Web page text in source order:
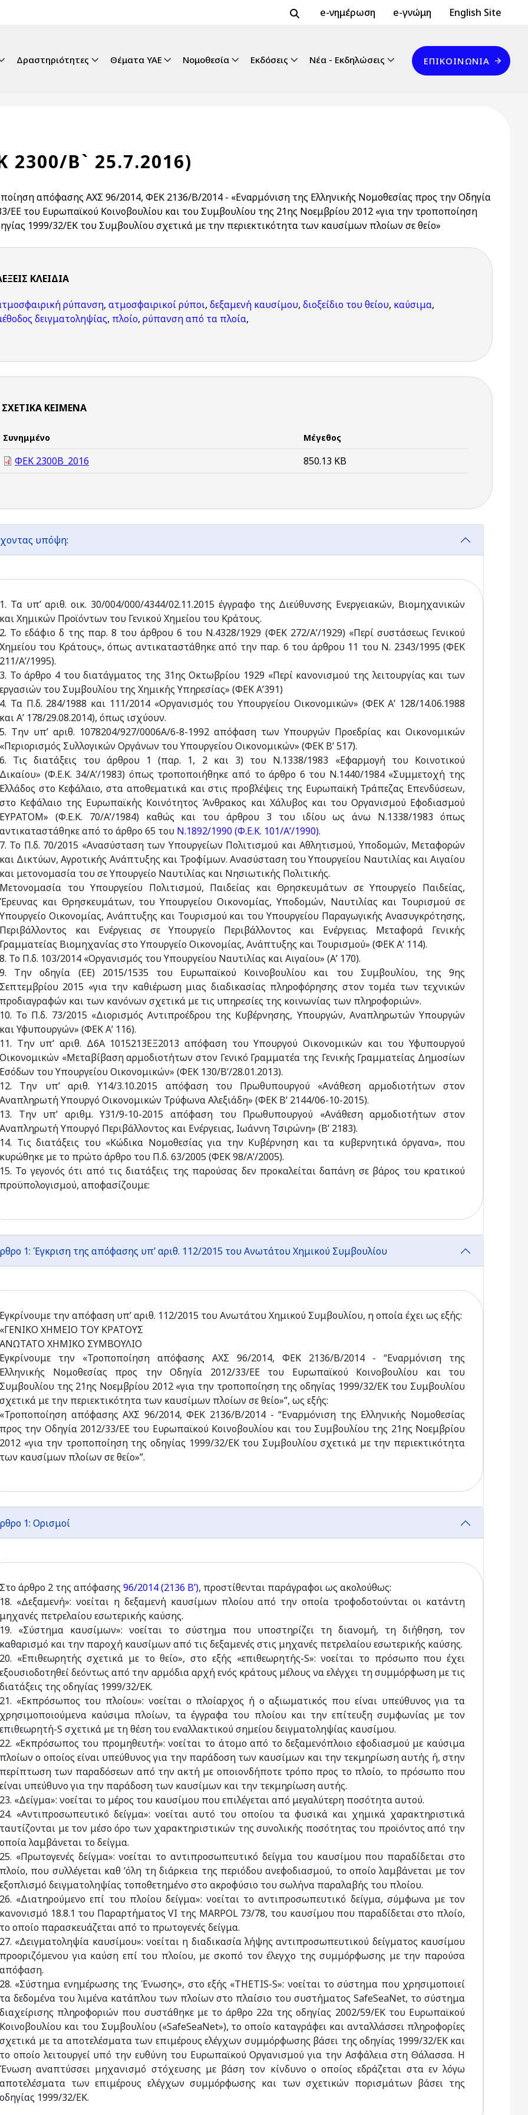
Header Top 2
e-νημέρωση e-γνώμη Header Top
English Site
Δραστηριότητες Θέματα ΥΑΕ Νομοθεσία Εκδόσεις Νέα - Εκδηλώσεις
Επικοινωνία
ΕΠΙΚΟΙΝΩΝΊΑ
2300/Β` 25.7.2016)
απόφασης ΑΧΣ 96/2014, ΦΕΚ 2136/Β/2014 - «Εναρμόνιση της Ελληνικής Νομοθεσίας προς την Οδηγία
ΕΕ του Ευρωπαϊκού Κοινοβουλίου και του Συμβουλίου της 21ης Νοεμβρίου 2012 «για την τροποποίηση
1999/32/ΕΚ του Συμβουλίου σχετικά με την περιεκτικότητα των καυσίμων πλοίων σε θείο»
KΛΕΙΔΙΆ
ρύπανση, ατμοσφαιρικοί ρύποι, δεξαμενή καυσίμου, διοξείδιο του θείου, καύσιμα,
δειγματοληψίας, πλοίο, ρύπανση από τα πλοία,
ΣΧΕΤΙΚΆ ΚΕΊΜΕΝΑ
Συνημμένο Μέγεθος
ΦΕΚ 2300Β_2016 850.13 KB
υπόψη:
1. Τα υπ’ αριθ. οικ. 30/004/000/4344/02.11.2015 έγγραφο της Διεύθυνσης Ενεργειακών, Βιομηχανικών
και Χημικών Προϊόντων του Γενικού Χημείου του Κράτους.
2. Το εδάφιο δ της παρ. 8 του άρθρου 6 του Ν.4328/1929 (ΦΕΚ 272/Α’/1929) «Περί συστάσεως Γενικού
Χημείου του Κράτους», όπως αντικαταστάθηκε από την παρ. 6 του άρθρου 11 του Ν. 2343/1995 (ΦΕΚ
211/Α’/1995).
3. Το άρθρο 4 του διατάγματος της 31ης Οκτωβρίου 1929 «Περί κανονισμού της λειτουργίας και των
εργασιών του Συμβουλίου της Χημικής Υπηρεσίας» (ΦΕΚ Α’391)
4. Τα Π.δ. 284/1988 και 111/2014 «Οργανισμός του Υπουργείου Οικονομικών» (ΦΕΚ Α’ 128/14.06.1988
και Α’ 178/29.08.2014), όπως ισχύουν.
5. Την υπ’ αριθ. 1078204/927/0006Α/6-8-1992 απόφαση των Υπουργών Προεδρίας και Οικονομικών
«Περιορισμός Συλλογικών Οργάνων του Υπουργείου Οικονομικών» (ΦΕΚ Β’ 517).
6. Τις διατάξεις του άρθρου 1 (παρ. 1, 2 και 3) του Ν.1338/1983 «Εφαρμογή του Κοινοτικού
Δικαίου» (Φ.Ε.Κ. 34/Α’/1983) όπως τροποποιήθηκε από το άρθρο 6 του Ν.1440/1984 «Συμμετοχή της
Ελλάδος στο Κεφάλαιο, στα αποθεματικά και στις προβλέψεις της Ευρωπαϊκή Τράπεζας Επενδύσεων,
στο Κεφάλαιο της Ευρωπαϊκής Κοινότητος Άνθρακος και Χάλυβος και του Οργανισμού Εφοδιασμού
ΕΥΡΑΤΟΜ» (Φ.Ε.Κ. 70/Α’/1984) καθώς και του άρθρου 3 του ιδίου ως άνω Ν.1338/1983 όπως
αντικαταστάθηκε από το άρθρο 65 του Ν.1892/1990 (Φ.Ε.Κ. 101/Α’/1990).
7. Το Π.δ. 70/2015 «Ανασύσταση των Υπουργείων Πολιτισμού και Αθλητισμού, Υποδομών, Μεταφορών
και Δικτύων, Αγροτικής Ανάπτυξης και Τροφίμων. Ανασύσταση του Υπουργείου Ναυτιλίας και Αιγαίου
και μετονομασία του σε Υπουργείο Ναυτιλίας και Νησιωτικής Πολιτικής.
Μετονομασία του Υπουργείου Πολιτισμού, Παιδείας και Θρησκευμάτων σε Υπουργείο Παιδείας,
Έρευνας και Θρησκευμάτων, του Υπουργείου Οικονομίας, Υποδομών, Ναυτιλίας και Τουρισμού σε
Υπουργείο Οικονομίας, Ανάπτυξης και Τουρισμού και του Υπουργείου Παραγωγικής Ανασυγκρότησης,
Περιβάλλοντος και Ενέργειας σε Υπουργείο Περιβάλλοντος και Ενέργειας. Μεταφορά Γενικής
Γραμματείας Βιομηχανίας στο Υπουργείο Οικονομίας, Ανάπτυξης και Τουρισμού» (ΦΕΚ Α’ 114).
8. Το Π.δ. 103/2014 «Οργανισμός του Υπουργείου Ναυτιλίας και Αιγαίου» (Α’ 170).
9. Την οδηγία (ΕΕ) 2015/1535 του Ευρωπαϊκού Κοινοβουλίου και του Συμβουλίου, της 9ης
Σεπτεμβρίου 2015 «για την καθιέρωση μιας διαδικασίας πληροφόρησης στον τομέα των τεχνικών
προδιαγραφών και των κανόνων σχετικά με τις υπηρεσίες της κοινωνίας των πληροφοριών».
10. Το Π.δ. 73/2015 «Διορισμός Αντιπροέδρου της Κυβέρνησης, Υπουργών, Αναπληρωτών Υπουργών
και Υφυπουργών» (ΦΕΚ Α’ 116).
11. Την υπ’ αριθ. Δ6Α 1015213ΕΞ2013 απόφαση του Υπουργού Οικονομικών και του Υφυπουργού
Οικονομικών «Μεταβίβαση αρμοδιοτήτων στον Γενικό Γραμματέα της Γενικής Γραμματείας Δημοσίων
Εσόδων του Υπουργείου Οικονομικών» (ΦΕΚ 130/Β’/28.01.2013).
12. Την υπ’ αριθ. Υ14/3.10.2015 απόφαση του Πρωθυπουργού «Ανάθεση αρμοδιοτήτων στον
Αναπληρωτή Υπουργό Οικονομικών Τρύφωνα Αλεξιάδη» (ΦΕΚ Β’ 2144/06-10-2015).
13. Την υπ’ αριθμ. Υ31/9-10-2015 απόφαση του Πρωθυπουργού «Ανάθεση αρμοδιοτήτων στον
Αναπληρωτή Υπουργό Περιβάλλοντος και Ενέργειας, Ιωάννη Τσιρώνη» (Β’ 2183).
14. Τις διατάξεις του «Κώδικα Νομοθεσίας για την Κυβέρνηση και τα κυβερνητικά όργανα», που
κυρώθηκε με το πρώτο άρθρο του Π.δ. 63/2005 (ΦΕΚ 98/Α’/2005).
15. Το γεγονός ότι από τις διατάξεις της παρούσας δεν προκαλείται δαπάνη σε βάρος του κρατικού
προϋπολογισμού, αποφασίζουμε:
1: Έγκριση της απόφασης υπ’ αριθ. 112/2015 του Ανωτάτου Χημικού Συμβουλίου
Εγκρίνουμε την απόφαση υπ’ αριθ. 112/2015 του Ανωτάτου Χημικού Συμβουλίου, η οποία έχει ως εξής:
«ΓΕΝΙΚΟ ΧΗΜΕΙΟ ΤΟΥ ΚΡΑΤΟΥΣ
ΑΝΩΤΑΤΟ ΧΗΜΙΚΟ ΣΥΜΒΟΥΛΙΟ
Εγκρίνουμε την «Τροποποίηση απόφασης ΑΧΣ 96/2014, ΦΕΚ 2136/Β/2014 - “Εναρμόνιση της
Ελληνικής Νομοθεσίας προς την Οδηγία 2012/33/ΕΕ του Ευρωπαϊκού Κοινοβουλίου και του
Συμβουλίου της 21ης Νοεμβρίου 2012 «για την τροποποίηση της οδηγίας 1999/32/ΕΚ του Συμβουλίου
σχετικά με την περιεκτικότητα των καυσίμων πλοίων σε θείο»”, ως εξής:
«Τροποποίηση απόφασης ΑΧΣ 96/2014, ΦΕΚ 2136/Β/2014 - “Εναρμόνιση της Ελληνικής Νομοθεσίας
προς την Οδηγία 2012/33/ΕΕ του Ευρωπαϊκού Κοινοβουλίου και του Συμβουλίου της 21ης Νοεμβρίου
2012 «για την τροποποίηση της οδηγίας 1999/32/ΕΚ του Συμβουλίου σχετικά με την περιεκτικότητα
των καυσίμων πλοίων σε θείο»”.
1: Ορισμοί
Στο άρθρο 2 της απόφασης 96/2014 (2136 Β’), προστίθενται παράγραφοι ως ακολούθως:
18. «Δεξαμενή»: νοείται η δεξαμενή καυσίμων πλοίου από την οποία τροφοδοτούνται οι κατάντη
μηχανές πετρελαίου εσωτερικής καύσης.
19. «Σύστημα καυσίμων»: νοείται το σύστημα που υποστηρίζει τη διανομή, τη διήθηση, τον
καθαρισμό και την παροχή καυσίμων από τις δεξαμενές στις μηχανές πετρελαίου εσωτερικής καύσης.
20. «Επιθεωρητής σχετικά με το θείο», στο εξής «επιθεωρητής-S»: νοείται το πρόσωπο που έχει
εξουσιοδοτηθεί δεόντως από την αρμόδια αρχή ενός κράτους μέλους να ελέγχει τη συμμόρφωση με τις
διατάξεις της οδηγίας 1999/32/ΕΚ.
21. «Εκπρόσωπος του πλοίου»: νοείται ο πλοίαρχος ή ο αξιωματικός που είναι υπεύθυνος για τα
χρησιμοποιούμενα καύσιμα πλοίων, τα έγγραφα του πλοίου και την επίτευξη συμφωνίας με τον
επιθεωρητή-S σχετικά με τη θέση του εναλλακτικού σημείου δειγματοληψίας καυσίμου.
22. «Εκπρόσωπος του προμηθευτή»: νοείται το άτομο από το δεξαμενόπλοιο εφοδιασμού με καύσιμα
πλοίων ο οποίος είναι υπεύθυνος για την παράδοση των καυσίμων και την τεκμηρίωση αυτής ή, στην
περίπτωση των παραδόσεων από την ακτή με οποιονδήποτε τρόπο προς το πλοίο, το πρόσωπο που
είναι υπεύθυνο για την παράδοση των καυσίμων και την τεκμηρίωση αυτής.
23. «Δείγμα»: νοείται το μέρος του καυσίμου που επιλέγεται από μεγαλύτερη ποσότητα αυτού.
24. «Αντιπροσωπευτικό δείγμα»: νοείται αυτό του οποίου τα φυσικά και χημικά χαρακτηριστικά
ταυτίζονται με τον μέσο όρο των χαρακτηριστικών της συνολικής ποσότητας του προϊόντος από την
οποία λαμβάνεται το δείγμα.
25. «Πρωτογενές δείγμα»: νοείται το αντιπροσωπευτικό δείγμα του καυσίμου που παραδίδεται στο
πλοίο, που συλλέγεται καθ ’όλη τη διάρκεια της περιόδου ανεφοδιασμού, το οποίο λαμβάνεται με τον
εξοπλισμό δειγματοληψίας τοποθετημένο στο ακροφύσιο του σωλήνα παραλαβής του πλοίου.
26. «Διατηρούμενο επί του πλοίου δείγμα»: νοείται το αντιπροσωπευτικό δείγμα, σύμφωνα με τον
κανονισμό 18.8.1 του Παραρτήματος VI της MARPOL 73/78, του καυσίμου που παραδίδεται στο πλοίο,
το οποίο παρασκευάζεται από το πρωτογενές δείγμα.
27. «Δειγματοληψία καυσίμου»: νοείται η διαδικασία λήψης αντιπροσωπευτικού δείγματος καυσίμου
προοριζόμενου για καύση επί του πλοίου, με σκοπό τον έλεγχο της συμμόρφωσης με την παρούσα
απόφαση.
28. «Σύστημα ενημέρωσης της Ένωσης», στο εξής «THETIS-S»: νοείται το σύστημα που χρησιμοποιεί
τα δεδομένα του λιμένα κατάπλου των πλοίων στο πλαίσιο του συστήματος SafeSeaNet, το σύστημα
διαχείρισης πληροφοριών που συστάθηκε με το άρθρο 22α της οδηγίας 2002/59/ΕΚ του Ευρωπαϊκού
Κοινοβουλίου και του Συμβουλίου («SafeSeaNet»), το οποίο καταγράφει και ανταλλάσσει πληροφορίες
σχετικά με τα αποτελέσματα των επιμέρους ελέγχων συμμόρφωσης βάσει της οδηγίας 1999/32/ΕΚ και
το οποίο λειτουργεί υπό την ευθύνη του Ευρωπαϊκού Οργανισμού για την Ασφάλεια στη Θάλασσα. Η
Ένωση αναπτύσσει μηχανισμό στόχευσης με βάση τον κίνδυνο ο οποίος εδράζεται στα εν λόγω
αποτελέσματα των επιμέρους ελέγχων συμμόρφωσης και των σχετικών πορισμάτων βάσει της
οδηγίας 1999/32/ΕΚ.